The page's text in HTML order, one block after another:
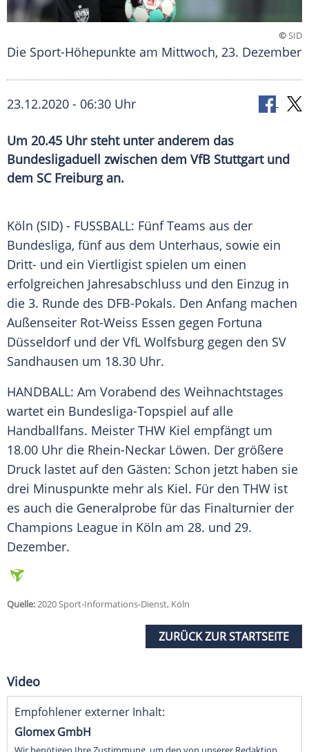
©SID
Die Sport-Höhepunkte am Mittwoch, 23. Dezember
23.12.2020 - 06:30 Uhr
Um 20.45 Uhr steht unter anderem das
Bundesligaduell zwischen dem VfB Stuttgart und
dem SC Freiburg an.
Köln (SID) - FUSSBALL: Fünf Teams aus der
Bundesliga, fünf aus dem Unterhaus, sowie ein
Dritt- und ein Viertligist spielen um einen
erfolgreichen Jahresabschluss und den Einzug in
die 3. Runde des DFB-Pokals. Den Anfang machen
Außenseiter Rot-Weiss Essen gegen Fortuna
Düsseldorfund der VfL Wolfsburg gegen den SV
Sandhausen um 18.30 Uhr.
HANDBALL: Am Vorabend des Weihnachtstages
wartet ein Bundesliga-Topspiel auf alle
Handballfans. Meister THW Kiel empfängt um
18.00 Uhr die Rhein-Neckar Löwen. Der größere
Druck lastet auf den Gästen: Schon jetzt haben sie
drei Minuspunkte mehr als Kiel. Für den THW ist
es auch die Generalprobe für das Finalturnier der
Champions League in Köln am 28. und 29.
Dezember.
Quelle:2020 Sport-Informations-Dienst, Köln
ZURÜCK ZUR STARTSEITE
Video
Empfohlener externer Inhalt:
Glomex GmbH